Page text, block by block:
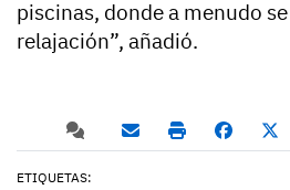
piscinas, donde a menudo
relajación”, añadió.
ETIQUETAS: